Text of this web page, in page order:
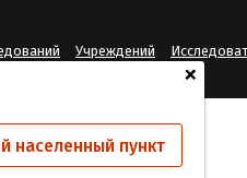
+
населенный пункт
Учреждений
HV-BE-1